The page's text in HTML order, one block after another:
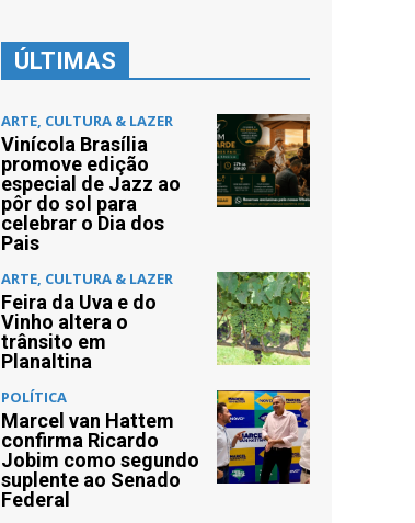
ÚLTIMAS
ARTE, CULTURA & LAZER
Vinícola Brasília
promove edição
especial de Jazz ao
pôr do sol para
celebrar o Dia dos
Pais
ARTE, CULTURA & LAZER
Feira da Uva e do
Vinho altera o
trânsito em
Planaltina
POLÍTICA
Marcel van Hattem
confirma Ricardo
Jobim como segundo
suplente ao Senado
Federal